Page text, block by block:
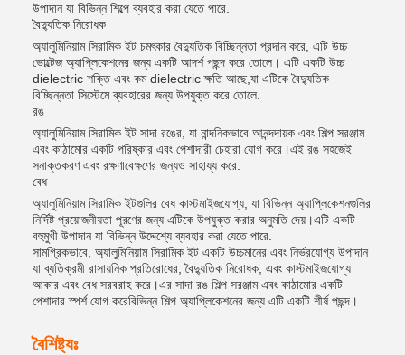
উপাদান যা বিভিন্ন শিল্পে ব্যবহার করা যেতে পারে.
বৈদ্যুতিক নিরোধক
অ্যালুমিনিয়াম সিরামিক ইট চমৎকার বৈদ্যুতিক বিচ্ছিন্নতা প্রদান করে, এটি উচ্চ
ভোল্টেজ অ্যাপ্লিকেশনের জন্য একটি আদর্শ পছন্দ করে তোলে। এটি একটি উচ্চ
dielectric শক্তি এবং কম dielectric ক্ষতি আছে,যা এটিকে বৈদ্যুতিক
বিচ্ছিন্নতা সিস্টেমে ব্যবহারের জন্য উপযুক্ত করে তোলে.
রঙ
অ্যালুমিনিয়াম সিরামিক ইট সাদা রঙের, যা নান্দনিকভাবে আনন্দদায়ক এবং শিল্প সরঞ্জাম
এবং কাঠামোর একটি পরিষ্কার এবং পেশাদারী চেহারা যোগ করে।এই রঙ সহজেই
সনাক্তকরণ এবং রক্ষণাবেক্ষণের জন্যও সাহায্য করে.
বেধ
অ্যালুমিনিয়াম সিরামিক ইটগুলির বেধ কাস্টমাইজযোগ্য, যা বিভিন্ন অ্যাপ্লিকেশনগুলির
নির্দিষ্ট প্রয়োজনীয়তা পূরণের জন্য এটিকে উপযুক্ত করার অনুমতি দেয়।এটি একটি
বহুমুখী উপাদান যা বিভিন্ন উদ্দেশ্যে ব্যবহার করা যেতে পারে.
সামগ্রিকভাবে, অ্যালুমিনিয়াম সিরামিক ইট একটি উচ্চমানের এবং নির্ভরযোগ্য উপাদান
যা ব্যতিক্রমী রাসায়নিক প্রতিরোধের, বৈদ্যুতিক নিরোধক, এবং কাস্টমাইজযোগ্য
আকার এবং বেধ সরবরাহ করে।এর সাদা রঙ শিল্প সরঞ্জাম এবং কাঠামোর একটি
পেশাদার স্পর্শ যোগ করেবিভিন্ন শিল্প অ্যাপ্লিকেশনের জন্য এটি একটি শীর্ষ পছন্দ।
বৈশিষ্ট্যঃ